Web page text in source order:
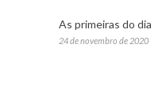
As primeiras do dia
24 de novembro de 2020